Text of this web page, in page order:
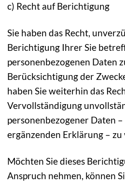
c) Recht auf Berichtigung
Sie haben das Recht,
Berichtigung Ihrer Sie
personenbezogenen Daten
Berücksichtigung der
haben Sie weiterhin das
Vervollständigung
personenbezogener Daten
ergänzenden Erklärung – zu
Möchten Sie dieses
Anspruch nehmen, können